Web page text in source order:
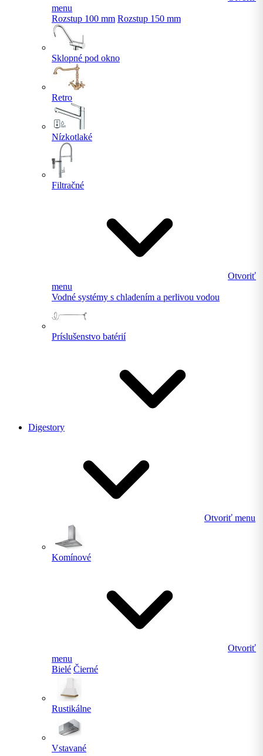
menu
Rozstup 100 mm Rozstup 150 mm
Sklopné pod okno
Retro
Nízkotlaké
Filtračné
Otvoriť
menu
Vodné systémy s chladením a perlivou vodou
Príslušenstvo batérií
Digestory
Otvoriť menu
Komínové
Otvoriť
menu
Bielé Čierné
Rustikálne
Vstavané